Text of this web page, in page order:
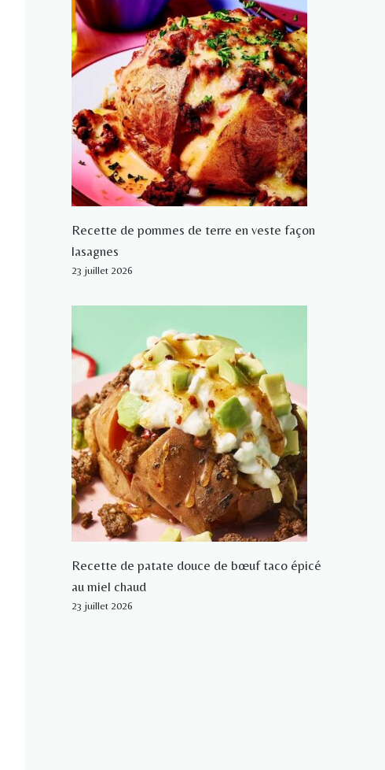
Recette de pommes de terre en veste façon
lasagnes
23 juillet 2026
Recette de patate douce de bœuf taco épicé
au miel chaud
23 juillet 2026